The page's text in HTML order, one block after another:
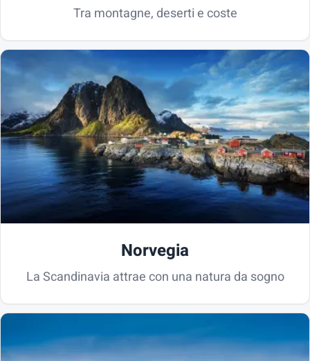
Tra montagne, deserti e coste
Norvegia
La Scandinavia attrae con una natura da sogno